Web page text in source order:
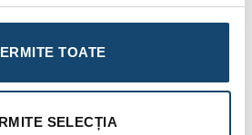
TOATE
SELECȚIA
-10 °C